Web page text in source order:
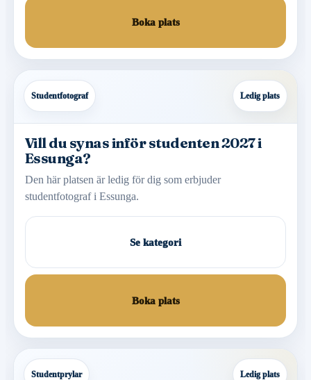
Boka plats
Studentfotograf Ledig plats
Vill du synas inför studenten 2027 i
Essunga?
Den här platsen är ledig för dig som erbjuder
studentfotograf i Essunga.
Se kategori
Boka plats
Studentprylar Ledig plats